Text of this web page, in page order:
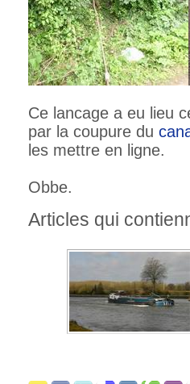
Ce lancage a eu lieu
par la coupure du
les mettre en ligne.
Obbe.
Articles qui